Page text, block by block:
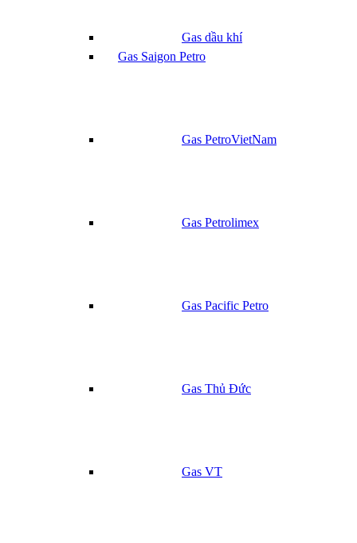
Gas dầu khí
Gas Saigon Petro
Gas PetroVietNam
Gas Petrolimex
Gas Pacific Petro
Gas Thủ Đức
Gas VT